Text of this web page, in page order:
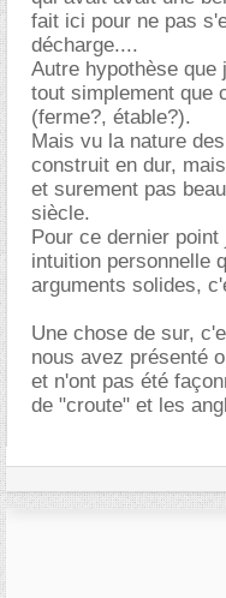
fait ici pour ne pas
décharge....
Autre hypothèse
tout simplement que
(ferme?, étable?).
Mais vu la nature
construit en dur,
et surement pas
siècle.
Pour ce dernier
intuition personnelle
arguments solides,
Une chose de sur,
nous avez présenté
et n'ont pas été
de "croute" et les